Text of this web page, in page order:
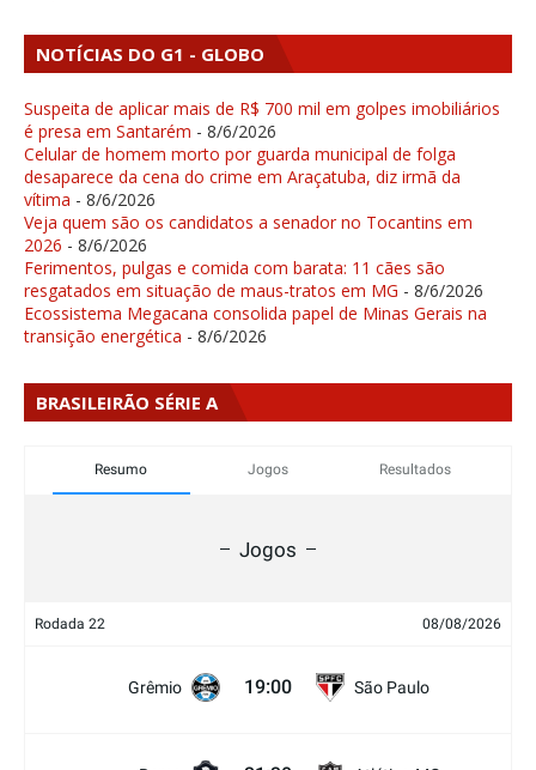
NOTÍCIAS DO G1 - GLOBO
Suspeita de aplicar mais de R$ 700 mil em golpes imobiliários
é presa em Santarém - 8/6/2026
Celular de homem morto por guarda municipal de folga
desaparece da cena do crime em Araçatuba, diz irmã da
vítima - 8/6/2026
Veja quem são os candidatos a senador no Tocantins em
2026 - 8/6/2026
Ferimentos, pulgas e comida com barata: 11 cães são
resgatados em situação de maus-tratos em MG - 8/6/2026
Ecossistema Megacana consolida papel de Minas Gerais na
transição energética - 8/6/2026
BRASILEIRÃO SÉRIE A
Resumo Jogos Resultados
Jogos
Rodada 22 08/08/2026
Grêmio 19:00 São Paulo